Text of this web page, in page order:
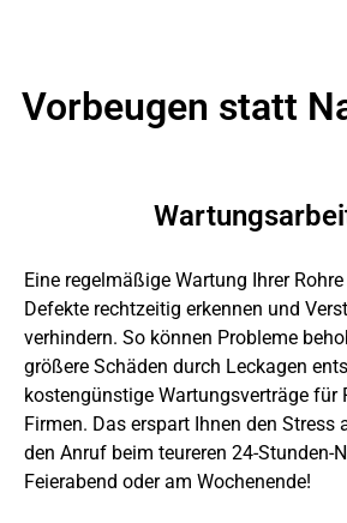
Vorbeugen statt
Eine regelmäßige Wartung Ihrer
Defekte rechtzeitig erkennen und
verhindern. So können Probleme
größere Schäden durch Leckagen
kostengünstige Wartungsverträge für
Firmen. Das erspart Ihnen den Stress
den Anruf beim teureren 24-Stunden-
Feierabend oder am Wochenende!